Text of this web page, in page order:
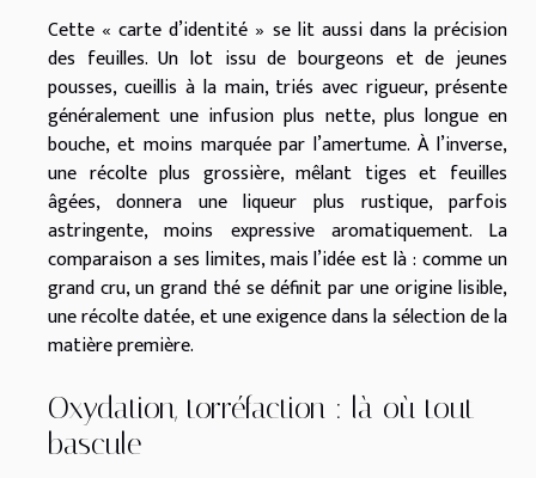
Cette « carte d’identité » se lit aussi dans la précision
des feuilles. Un lot issu de bourgeons et de jeunes
pousses, cueillis à la main, triés avec rigueur, présente
généralement une infusion plus nette, plus longue en
bouche, et moins marquée par l’amertume. À l’inverse,
une récolte plus grossière, mêlant tiges et feuilles
âgées, donnera une liqueur plus rustique, parfois
astringente, moins expressive aromatiquement. La
comparaison a ses limites, mais l’idée est là : comme un
grand cru, un grand thé se définit par une origine lisible,
une récolte datée, et une exigence dans la sélection de la
matière première.
Oxydation, torréfaction : là où tout
bascule